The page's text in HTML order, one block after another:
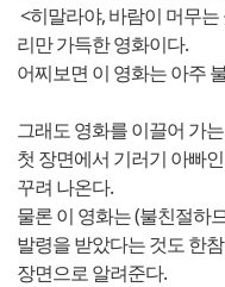
<히말라야, 바람이 머무
리만 가득한 영화이다.
어찌보면 이 영화는 아주
그래도 영화를 이끌어 가
첫 장면에서 기러기 아빠
꾸려 나온다.
물론 이 영화는 (불친절하
발령을 받았다는 것도 한
장면으로 알려준다.